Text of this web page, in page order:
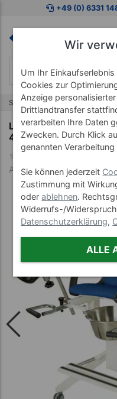
Zum Kaufbereich springen
+49 (0) 6331
Start Marken Lojer
Lojer Gynäkologischer
4060
Art-Nr. 65954--7G
Wir
Um Ihr
Cookies zur
Anzeige
Drittlandtransfer
verarbeiten Ihre Daten
Zwecken. Durch Klick
genannten Verarbeitung
Sie können jederzeit
Zustimmung mit
oderablehnen.
Widerrufs-/
Datenschutzerklärung,
ALLE